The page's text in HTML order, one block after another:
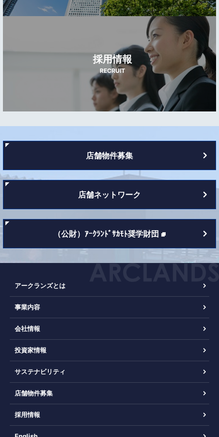
採用情報
RECRUIT
店舗物件募集
店舗ネットワーク
（公財）ｱｰｸﾗﾝﾄﾞｻｶﾓﾄ奨学財団
アークランズとは
事業内容
会社情報
投資家情報
サステナビリティ
店舗物件募集
採用情報